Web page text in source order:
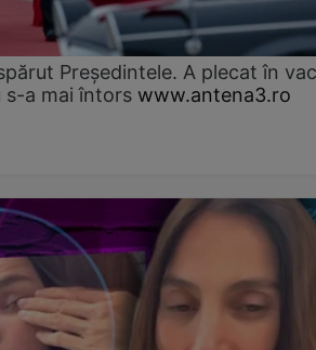
Președintele. A plecat în
s-a mai întors www.antena3.ro